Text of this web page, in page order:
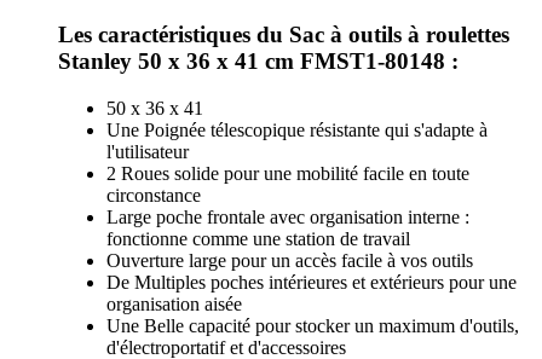
Les caractéristiques du Sac à outils à roulettes
Stanley 50 x 36 x 41 cm FMST1-80148 :
50 x 36 x 41
Une Poignée télescopique résistante qui s'adapte à
l'utilisateur
2 Roues solide pour une mobilité facile en toute
circonstance
Large poche frontale avec organisation interne :
fonctionne comme une station de travail
Ouverture large pour un accès facile à vos outils
De Multiples poches intérieures et extérieurs pour une
organisation aisée
Une Belle capacité pour stocker un maximum d'outils,
d'électroportatif et d'accessoires